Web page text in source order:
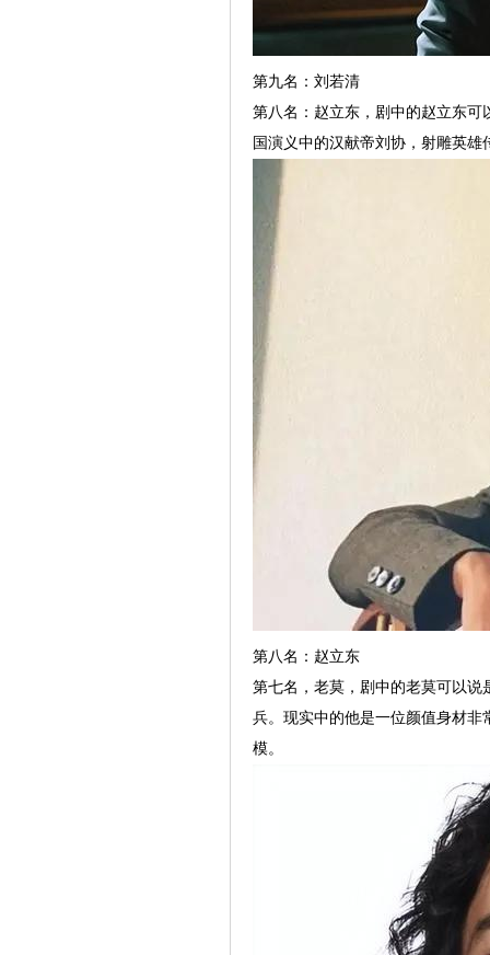
第九名：刘若清
第八名：赵立东，剧中的赵立东
国演义中的汉献帝刘协，射雕英
第八名：赵立东
第七名，老莫，剧中的老莫可以
兵。现实中的他是一位颜值身材
模。